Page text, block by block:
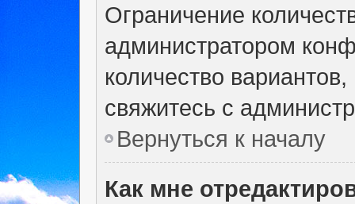
Ограничение
администратором
количество
свяжитесь с
Вернуться к началу
Как мне